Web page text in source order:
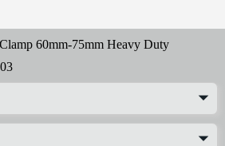
60mm-75mm Heavy Duty